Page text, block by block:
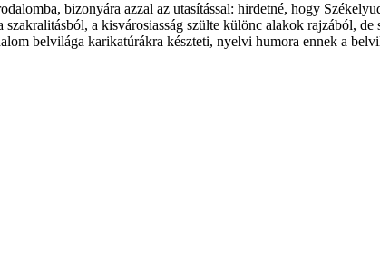
bizonyára azzal az utasítással: hirdetné, hogy
a kisvárosiasság szülte különc alakok rajzából, de
belvilága karikatúrákra készteti, nyelvi humora ennek a